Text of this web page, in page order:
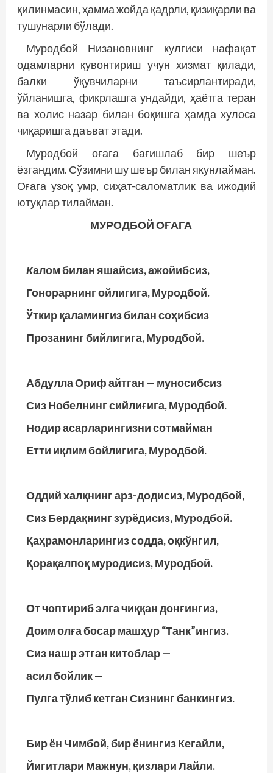
қилинмасин, ҳамма жойда қадрли, қизиқарли ва
тушунарли бўлади.
Муродбой Низановнинг кулгиси нафақат
одамларни қувонтириш учун хизмат қилади,
балки ўқувчиларни таъсирлантиради,
ўйланишга, фикрлашга ундайди, ҳаётга теран
ва холис назар билан боқишга ҳамда хулоса
чиқаришга даъват этади.
Муродбой оғага бағишлаб бир шеър
ёзгандим. Сўзимни шу шеър билан якунлайман.
Оғага узоқ умр, сиҳат-саломатлик ва ижодий
ютуқлар тилайман.
МУРОДБОЙ ОҒАГА
Калом билан яшайсиз, ажойибсиз,
Гонорарнинг ойлигига, Муродбой.
Ўткир қаламингиз билан соҳибсиз
Прозанинг бийлигига, Муродбой.
Абдулла Ориф айтган — муносибсиз
Сиз Нобелнинг сийлиғига, Муродбой.
Нодир асарларингизни сотмайман
Етти иқлим бойлигига, Муродбой.
Оддий халқнинг арз-додисиз, Муродбой,
Сиз Бердақнинг зурёдисиз, Муродбой.
Қаҳрамонларингиз содда, оқкўнгил,
Қорақалпоқ муродисиз, Муродбой.
От чоптириб элга чиққан донғингиз,
Доим олға босар машҳур “Танк”ингиз.
Сиз нашр этган китоблар —
асил бойлик —
Пулга тўлиб кетган Сизнинг банкингиз.
Бир ён Чимбой, бир ёнингиз Кегайли,
Йигитлари Мажнун, қизлари Лайли.